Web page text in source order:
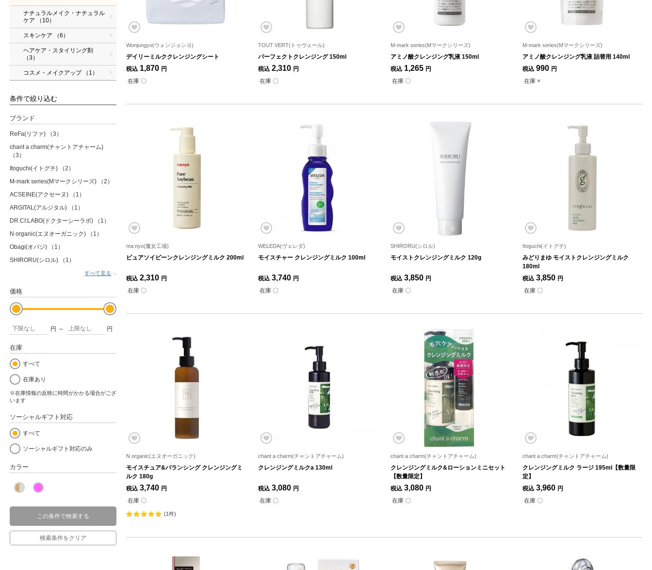
ナチュラルメイク・ナチュラル
ケア
（10）
スキンケア （6）
ヘアケア・スタイリング剤
（3）
コスメ・メイクアップ （1）
条件で絞り込む
ブランド
ReFa(リファ)
（3）
chant a charm(チャントアチャーム)
（3）
Itoguchi(イトグチ)
（2）
M-mark series(Mマークシリーズ)
（2）
ACSEINE(アクセーヌ)
（1）
ARGITAL(アルジタル)
（1）
DR.CI:LABO(ドクターシーラボ)
（1）
N organic(エヌオーガニック)
（1）
Obagi(オバジ)
（1）
SHIRORU(シロル)
（1）
すべて見る
価格
円 ～ 円
在庫
すべて
在庫あり
※在庫情報の反映に時間がかかる場合がござ
います
ソーシャルギフト対応
すべて
ソーシャルギフト対応のみ
カラー
この条件で検索する
検索条件をクリア
Wonjungyo(ウォンジョンヨ)
デイリーミルククレンジングシート
税込 1,870 円
在庫 〇
TOUT VERT(トゥヴェール)
パーフェクトクレンジング 150ml
税込 2,310 円
在庫 〇
M-mark series(Mマークシリーズ)
アミノ酸クレンジング乳液 150ml
税込 1,265 円
在庫 〇
M-mark series(Mマークシリーズ)
アミノ酸クレンジング乳液 詰替用 140ml
税込 990 円
在庫 ×
ma:nyo(魔女工場)
ピュアソイビーンクレンジングミルク 200ml
税込 2,310 円
在庫 〇
WELEDA(ヴェレダ)
モイスチャー クレンジングミルク 100ml
税込 3,740 円
在庫 〇
SHIRORU(シロル)
モイストクレンジングミルク 120g
税込 3,850 円
在庫 〇
Itoguchi(イトグチ)
みどりまゆ モイストクレンジングミルク
180ml
税込 3,850 円
在庫 〇
N organic(エヌオーガニック)
モイスチュア&バランシング クレンジングミ
ルク 180g
税込 3,740 円
在庫 〇
(1件)
chant a charm(チャントアチャーム)
クレンジングミルクa 130ml
税込 3,080 円
在庫 〇
chant a charm(チャントアチャーム)
クレンジングミルク&ローションミニセット
【数量限定】
税込 3,080 円
在庫 〇
chant a charm(チャントアチャーム)
クレンジングミルク ラージ 195ml【数量限
定】
税込 3,960 円
在庫 〇